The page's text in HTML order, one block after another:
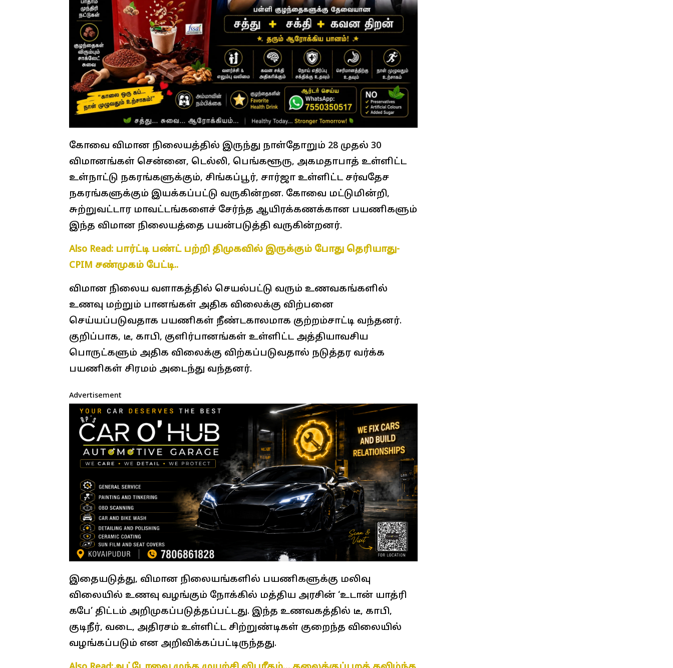
கோவை விமான நிலையத்தில் இருந்து நாள்தோறும் 28 முதல் 30
விமானங்கள் சென்னை, டெல்லி, பெங்களூரு, அகமதாபாத் உள்ளிட்ட
உள்நாட்டு நகரங்களுக்கும், சிங்கப்பூர், சார்ஜா உள்ளிட்ட சர்வதேச
நகரங்களுக்கும் இயக்கப்பட்டு வருகின்றன. கோவை மட்டுமின்றி,
சுற்றுவட்டார மாவட்டங்களைச் சேர்ந்த ஆயிரக்கணக்கான பயணிகளும்
இந்த விமான நிலையத்தை பயன்படுத்தி வருகின்றனர்.
Also Read: பார்ட்டி பண்ட் பற்றி திமுகவில் இருக்கும் போது தெரியாது-
CPIM சண்முகம் பேட்டி..
விமான நிலைய வளாகத்தில் செயல்பட்டு வரும் உணவகங்களில்
உணவு மற்றும் பானங்கள் அதிக விலைக்கு விற்பனை
செய்யப்படுவதாக பயணிகள் நீண்டகாலமாக குற்றம்சாட்டி வந்தனர்.
குறிப்பாக, டீ, காபி, குளிர்பானங்கள் உள்ளிட்ட அத்தியாவசிய
பொருட்களும் அதிக விலைக்கு விற்கப்படுவதால் நடுத்தர வர்க்க
பயணிகள் சிரமம் அடைந்து வந்தனர்.
Advertisement
இதையடுத்து, விமான நிலையங்களில் பயணிகளுக்கு மலிவு
விலையில் உணவு வழங்கும் நோக்கில் மத்திய அரசின் ‘உடான் யாத்ரி
கபே’ திட்டம் அறிமுகப்படுத்தப்பட்டது. இந்த உணவகத்தில் டீ, காபி,
குடிநீர், வடை, அதிரசம் உள்ளிட்ட சிற்றுண்டிகள் குறைந்த விலையில்
வழங்கப்படும் என அறிவிக்கப்பட்டிருந்தது.